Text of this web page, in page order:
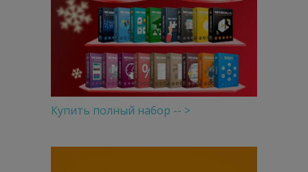
Купить полный набор -- >